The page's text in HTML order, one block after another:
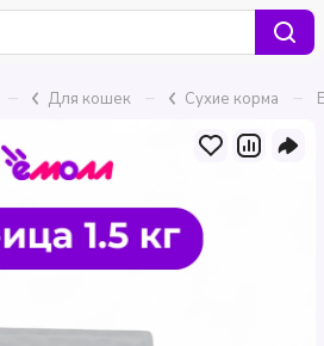
– Для кошек – Сухие корма –